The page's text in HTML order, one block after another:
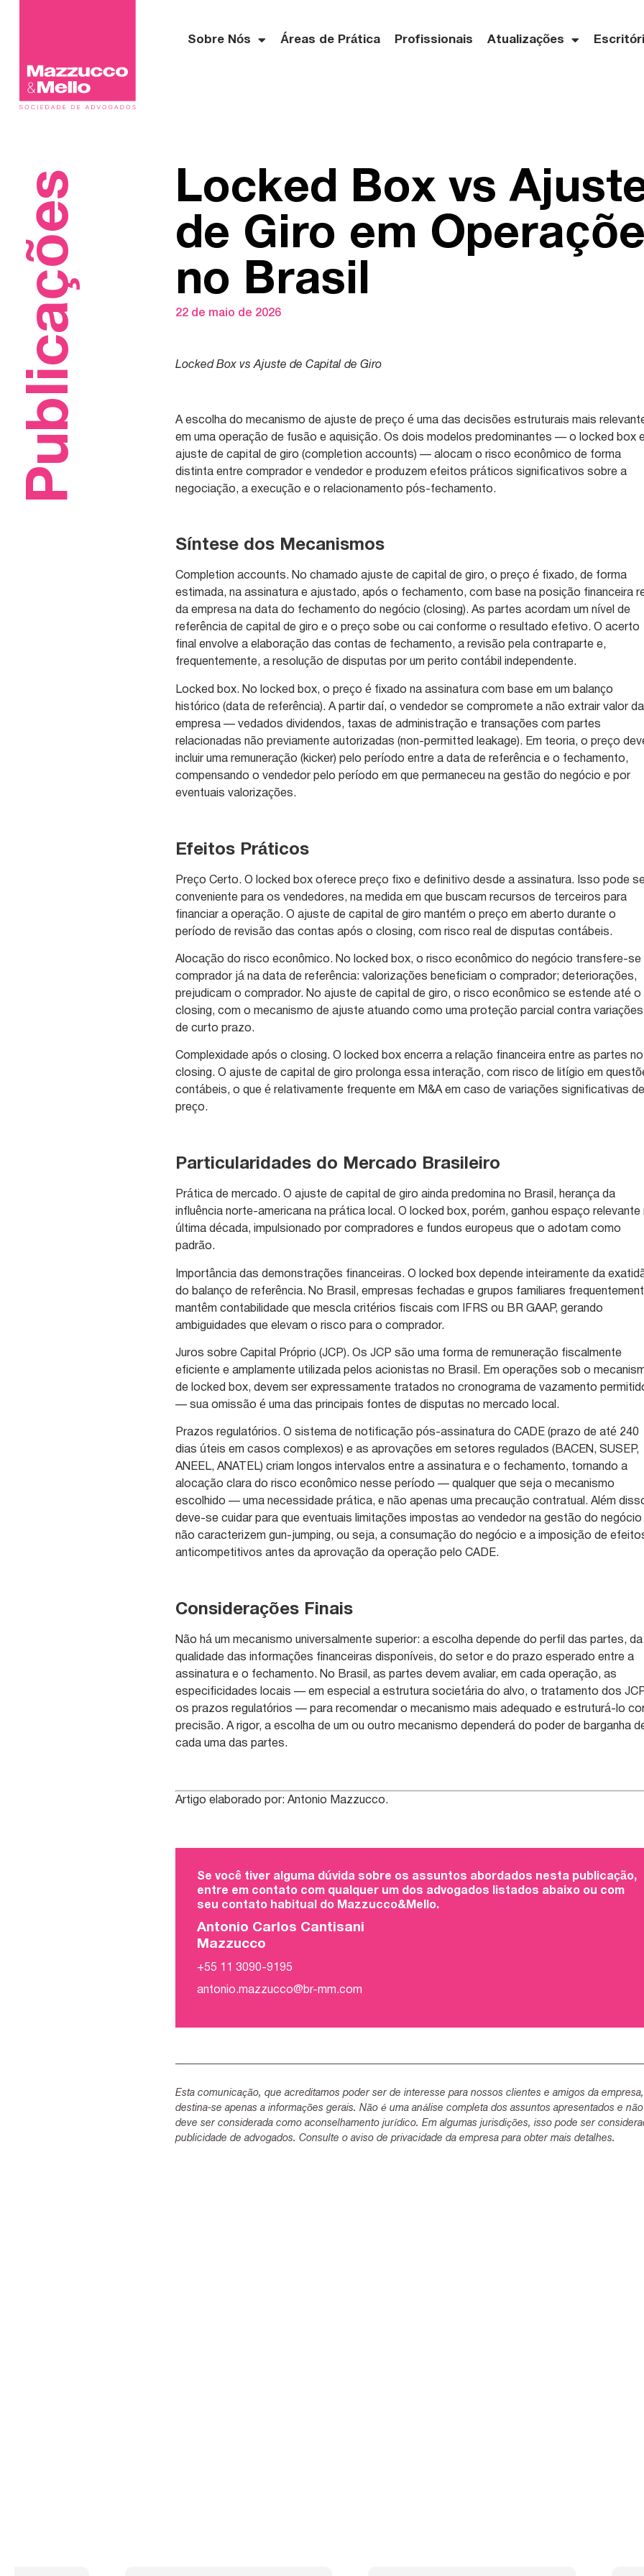
Sobre Nós Áreas de Prática Profissionais Atualizações
Publicações
Locked Box vs
de Giro em
no Brasil
22 de maio de 2026
Locked Box vs Ajuste de Capital de Giro
A escolha do mecanismo de ajuste de preço é uma das decisões estruturais mais
em uma operação de fusão e aquisição. Os dois modelos predominantes — o locked box
ajuste de capital de giro (completion accounts) — alocam o risco econômico de forma
distinta entre comprador e vendedor e produzem efeitos práticos significativos sobre a
negociação, a execução e o relacionamento pós-fechamento.
Síntese dos Mecanismos
Completion accounts. No chamado ajuste de capital de giro, o preço é fixado, de forma
estimada, na assinatura e ajustado, após o fechamento, com base na posição financeira
da empresa na data do fechamento do negócio (closing). As partes acordam um nível de
referência de capital de giro e o preço sobe ou cai conforme o resultado efetivo. O acerto
final envolve a elaboração das contas de fechamento, a revisão pela contraparte e,
frequentemente, a resolução de disputas por um perito contábil independente.
Locked box. No locked box, o preço é fixado na assinatura com base em um balanço
histórico (data de referência). A partir daí, o vendedor se compromete a não extrair valor da
empresa — vedados dividendos, taxas de administração e transações com partes
relacionadas não previamente autorizadas (non-permitted leakage). Em teoria, o preço
incluir uma remuneração (kicker) pelo período entre a data de referência e o fechamento,
compensando o vendedor pelo período em que permaneceu na gestão do negócio e por
eventuais valorizações.
Efeitos Práticos
Preço Certo. O locked box oferece preço fixo e definitivo desde a assinatura. Isso pode
conveniente para os vendedores, na medida em que buscam recursos de terceiros para
financiar a operação. O ajuste de capital de giro mantém o preço em aberto durante o
período de revisão das contas após o closing, com risco real de disputas contábeis.
Alocação do risco econômico. No locked box, o risco econômico do negócio transfere-se
comprador já na data de referência: valorizações beneficiam o comprador; deteriorações,
prejudicam o comprador. No ajuste de capital de giro, o risco econômico se estende até o
closing, com o mecanismo de ajuste atuando como uma proteção parcial contra variações
de curto prazo.
Complexidade após o closing. O locked box encerra a relação financeira entre as partes no
closing. O ajuste de capital de giro prolonga essa interação, com risco de litígio em
contábeis, o que é relativamente frequente em M&A em caso de variações significativas de
preço.
Particularidades do Mercado Brasileiro
Prática de mercado. O ajuste de capital de giro ainda predomina no Brasil, herança da
influência norte-americana na prática local. O locked box, porém, ganhou espaço relevante
última década, impulsionado por compradores e fundos europeus que o adotam como
padrão.
Importância das demonstrações financeiras. O locked box depende inteiramente da
do balanço de referência. No Brasil, empresas fechadas e grupos familiares
mantêm contabilidade que mescla critérios fiscais com IFRS ou BR GAAP, gerando
ambiguidades que elevam o risco para o comprador.
Juros sobre Capital Próprio (JCP). Os JCP são uma forma de remuneração fiscalmente
eficiente e amplamente utilizada pelos acionistas no Brasil. Em operações sob o
de locked box, devem ser expressamente tratados no cronograma de vazamento
— sua omissão é uma das principais fontes de disputas no mercado local.
Prazos regulatórios. O sistema de notificação pós-assinatura do CADE (prazo de até 240
dias úteis em casos complexos) e as aprovações em setores regulados (BACEN, SUSEP,
ANEEL, ANATEL) criam longos intervalos entre a assinatura e o fechamento, tornando a
alocação clara do risco econômico nesse período — qualquer que seja o mecanismo
escolhido — uma necessidade prática, e não apenas uma precaução contratual. Além
deve-se cuidar para que eventuais limitações impostas ao vendedor na gestão do negócio
não caracterizem gun-jumping, ou seja, a consumação do negócio e a imposição de
anticompetitivos antes da aprovação da operação pelo CADE.
Considerações Finais
Não há um mecanismo universalmente superior: a escolha depende do perfil das partes, da
qualidade das informações financeiras disponíveis, do setor e do prazo esperado entre a
assinatura e o fechamento. No Brasil, as partes devem avaliar, em cada operação, as
especificidades locais — em especial a estrutura societária do alvo, o tratamento dos
os prazos regulatórios — para recomendar o mecanismo mais adequado e estruturá-lo
precisão. A rigor, a escolha de um ou outro mecanismo dependerá do poder de barganha
cada uma das partes.
Artigo elaborado por: Antonio Mazzucco.
Se você tiver alguma dúvida sobre os assuntos abordados nesta publicação,
entre em contato com qualquer um dos advogados listados abaixo ou com
seu contato habitual do Mazzucco&Mello.
Antonio Carlos Cantisani
Mazzucco
+55 11 3090-9195
antonio.mazzucco@br-mm.com
Esta comunicação, que acreditamos poder ser de interesse para nossos clientes e amigos da empresa,
destina-se apenas a informações gerais. Não é uma análise completa dos assuntos apresentados e não
deve ser considerada como aconselhamento jurídico. Em algumas jurisdições, isso pode ser
publicidade de advogados. Consulte o aviso de privacidade da empresa para obter mais detalhes.